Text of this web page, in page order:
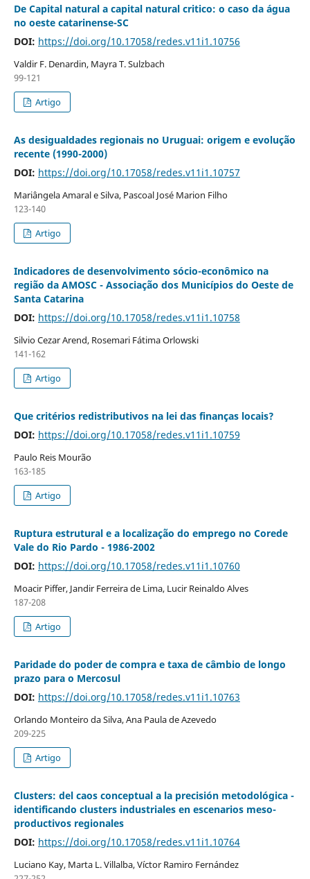
De Capital natural a capital natural critico: o caso da água
no oeste catarinense-SC
DOI: https://doi.org/10.17058/redes.v11i1.10756
Valdir F. Denardin, Mayra T. Sulzbach
99-121
Artigo
As desigualdades regionais no Uruguai: origem e evolução
recente (1990-2000)
DOI: https://doi.org/10.17058/redes.v11i1.10757
Mariângela Amaral e Silva, Pascoal José Marion Filho
123-140
Artigo
Indicadores de desenvolvimento sócio-econômico na
região da AMOSC - Associação dos Municípios do Oeste de
Santa Catarina
DOI: https://doi.org/10.17058/redes.v11i1.10758
Silvio Cezar Arend, Rosemari Fátima Orlowski
141-162
Artigo
Que critérios redistributivos na lei das finanças locais?
DOI: https://doi.org/10.17058/redes.v11i1.10759
Paulo Reis Mourão
163-185
Artigo
Ruptura estrutural e a localização do emprego no Corede
Vale do Rio Pardo - 1986-2002
DOI: https://doi.org/10.17058/redes.v11i1.10760
Moacir Piffer, Jandir Ferreira de Lima, Lucir Reinaldo Alves
187-208
Artigo
Paridade do poder de compra e taxa de câmbio de longo
prazo para o Mercosul
DOI: https://doi.org/10.17058/redes.v11i1.10763
Orlando Monteiro da Silva, Ana Paula de Azevedo
209-225
Artigo
Clusters: del caos conceptual a la precisión metodológica -
identificando clusters industriales en escenarios meso-
productivos regionales
DOI: https://doi.org/10.17058/redes.v11i1.10764
Luciano Kay, Marta L. Villalba, Víctor Ramiro Fernández